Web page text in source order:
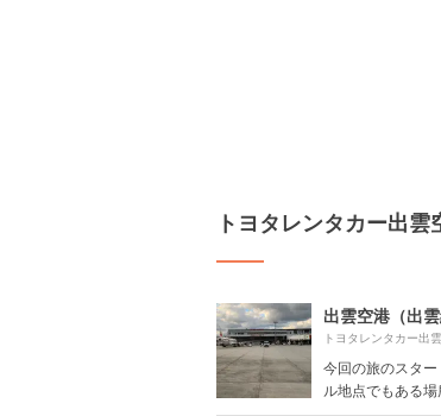
トヨタレンタカー出
出雲空港（出
トヨタレンタカー出
今回の旅のスタ
ル地点でもある